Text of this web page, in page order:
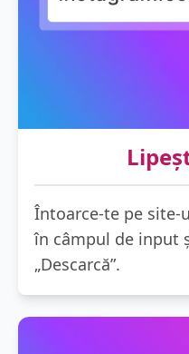
Întoarce-te pe site-
în câmpul de input
„Descarcă”.